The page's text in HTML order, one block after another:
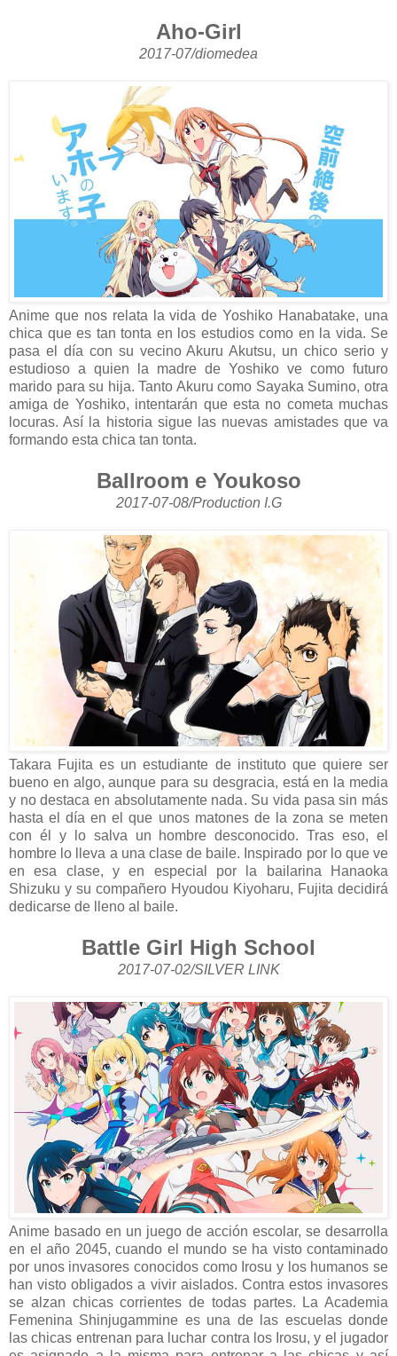
Aho-Girl
2017-07/diomedea
Anime que nos relata la vida de Yoshiko Hanabatake, una
chica que es tan tonta en los estudios como en la vida. Se
pasa el día con su vecino Akuru Akutsu, un chico serio y
estudioso a quien la madre de Yoshiko ve como futuro
marido para su hija. Tanto Akuru como Sayaka Sumino, otra
amiga de Yoshiko, intentarán que esta no cometa muchas
locuras. Así la historia sigue las nuevas amistades que va
formando esta chica tan tonta.
Ballroom e Youkoso
2017-07-08/Production I.G
Takara Fujita es un estudiante de instituto que quiere ser
bueno en algo, aunque para su desgracia, está en la media
y no destaca en absolutamente nada. Su vida pasa sin más
hasta el día en el que unos matones de la zona se meten
con él y lo salva un hombre desconocido. Tras eso, el
hombre lo lleva a una clase de baile. Inspirado por lo que ve
en esa clase, y en especial por la bailarina Hanaoka
Shizuku y su compañero Hyoudou Kiyoharu, Fujita decidirá
dedicarse de lleno al baile.
Battle Girl High School
2017-07-02/SILVER LINK
Anime basado en un juego de acción escolar, se desarrolla
en el año 2045, cuando el mundo se ha visto contaminado
por unos invasores conocidos como Irosu y los humanos se
han visto obligados a vivir aislados. Contra estos invasores
se alzan chicas corrientes de todas partes. La Academia
Femenina Shinjugammine es una de las escuelas donde
las chicas entrenan para luchar contra los Irosu, y el jugador